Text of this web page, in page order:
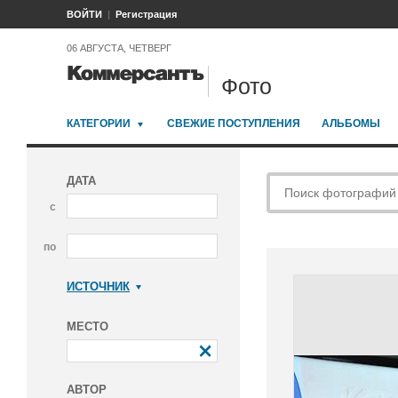
ВОЙТИ Регистрация
06 АВГУСТА, ЧЕТВЕРГ
Фото
КАТЕГОРИИ СВЕЖИЕ ПОСТУПЛЕНИЯ АЛЬБОМЫ
ДАТА
с
по
ИСТОЧНИК
МЕСТО
АВТОР